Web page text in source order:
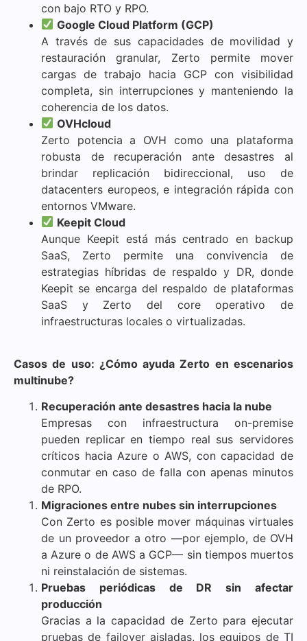
con bajo RTO y RPO.
Google Cloud Platform (GCP)
A través de sus capacidades de movilidad y
restauración granular, Zerto permite mover
cargas de trabajo hacia GCP con visibilidad
completa, sin interrupciones y manteniendo la
coherencia de los datos.
OVHcloud
Zerto potencia a OVH como una plataforma
robusta de recuperación ante desastres al
brindar replicación bidireccional, uso de
datacenters europeos, e integración rápida con
entornos VMware.
Keepit Cloud
Aunque Keepit está más centrado en backup
SaaS, Zerto permite una convivencia de
estrategias híbridas de respaldo y DR, donde
Keepit se encarga del respaldo de plataformas
SaaS y Zerto del core operativo de
infraestructuras locales o virtualizadas.
Casos de uso: ¿Cómo ayuda Zerto en escenarios
multinube?
Recuperación ante desastres hacia la nube
Empresas con infraestructura on-premise
pueden replicar en tiempo real sus servidores
críticos hacia Azure o AWS, con capacidad de
conmutar en caso de falla con apenas minutos
de RPO.
Migraciones entre nubes sin interrupciones
Con Zerto es posible mover máquinas virtuales
de un proveedor a otro —por ejemplo, de OVH
a Azure o de AWS a GCP— sin tiempos muertos
ni reinstalación de sistemas.
Pruebas periódicas de DR sin afectar
producción
Gracias a la capacidad de Zerto para ejecutar
pruebas de failover aisladas, los equipos de TI